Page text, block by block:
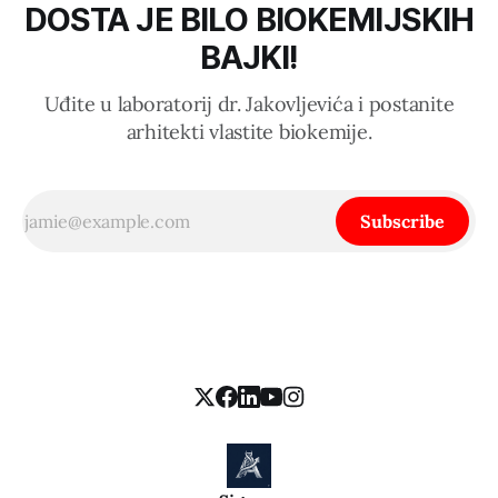
DOSTA JE BILO BIOKEMIJSKIH
BAJKI!
Uđite u laboratorij dr. Jakovljevića i postanite
arhitekti vlastite biokemije.
Subscribe